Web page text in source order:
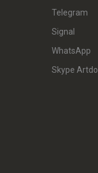
Telegram
Signal
WhatsApp
Skype